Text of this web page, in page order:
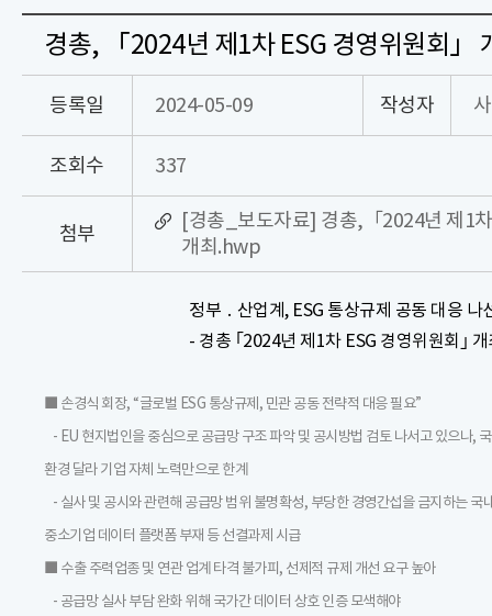
경총, 「2024년 제1차 ESG 경영위원회」
등록일 2024-05-09 작성자
조회수 337
첨부
[경총_보도자료] 경총,「2024년 제1
개최.hwp
정부 ․ 산업계, ESG 통상규제 공동 대응 나
- 경총 ｢2024년 제1차 ESG 경영위원회｣
■ 손경식 회장, “글로벌 ESG 통상규제, 민관 공동 전략적 대응 필요”
- EU 현지법인을 중심으로 공급망 구조 파악 및 공시방법 검토 나서고 있으나,
환경 달라 기업 자체 노력만으로 한계
- 실사 및 공시와 관련해 공급망 범위 불명확성, 부당한 경영간섭을 금지하는 국
중소기업 데이터 플랫폼 부재 등 선결과제 시급
■ 수출 주력업종 및 연관 업계 타격 불가피, 선제적 규제 개선 요구 높아
- 공급망 실사 부담 완화 위해 국가간 데이터 상호 인증 모색해야